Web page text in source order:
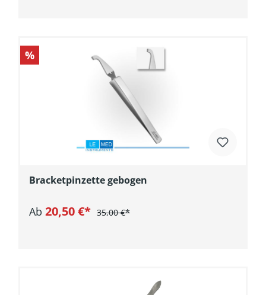
%
Bracketpinzette gebogen
Ab 20,50 €* 35,00 €*